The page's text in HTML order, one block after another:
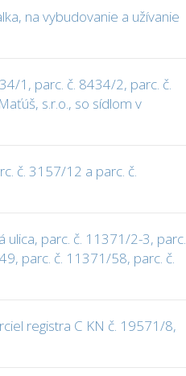
na vybudovanie a užívanie
1, parc. č. 8434/2, parc. č.
s.r.o., so sídlom v
č. 3157/12 a parc. č.
ulica, parc. č. 11371/2-3, parc.
parc. č. 11371/58, parc. č.
registra C KN č. 19571/8,